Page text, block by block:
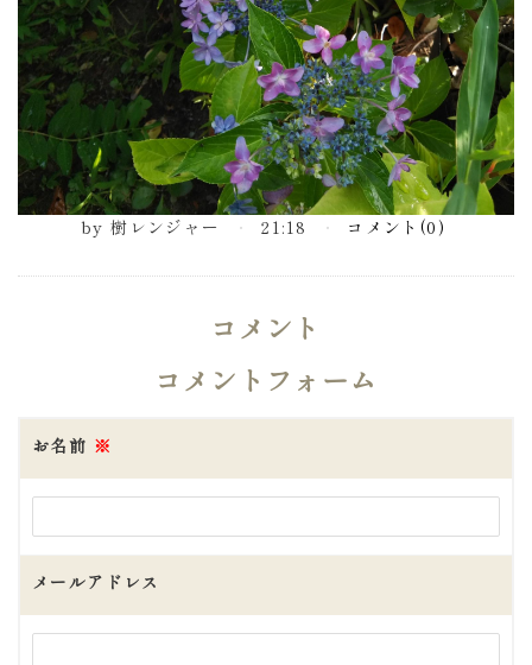
by樹レンジャー 21:18 コメント(0)
コメント
コメントフォーム
お名前 ※
メールアドレス